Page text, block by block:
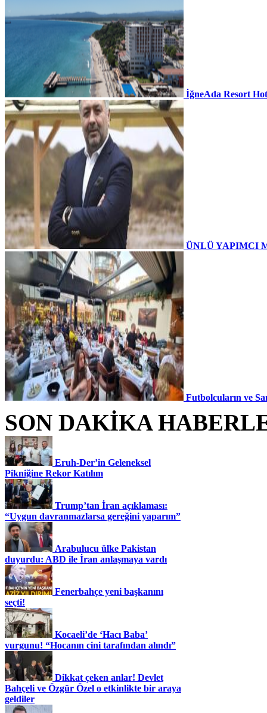
İğneAda Resort
ÜNLÜ YAPIMCI
Futbolcuların ve
SON DAKİKA
Eruh-Der’in Geleneksel
Pikniğine Rekor Katılım
Trump’tan İran açıklaması:
“Uygun davranmazlarsa gereğini yaparım”
Arabulucu ülke Pakistan
duyurdu: ABD ile İran anlaşmaya vardı
Fenerbahçe yeni başkanını
seçti!
Kocaeli’de ‘Hacı Baba’
vurgunu! “Hocanın cini tarafından alındı”
Dikkat çeken anlar! Devlet
Bahçeli ve Özgür Özel o etkinlikte bir araya
geldiler